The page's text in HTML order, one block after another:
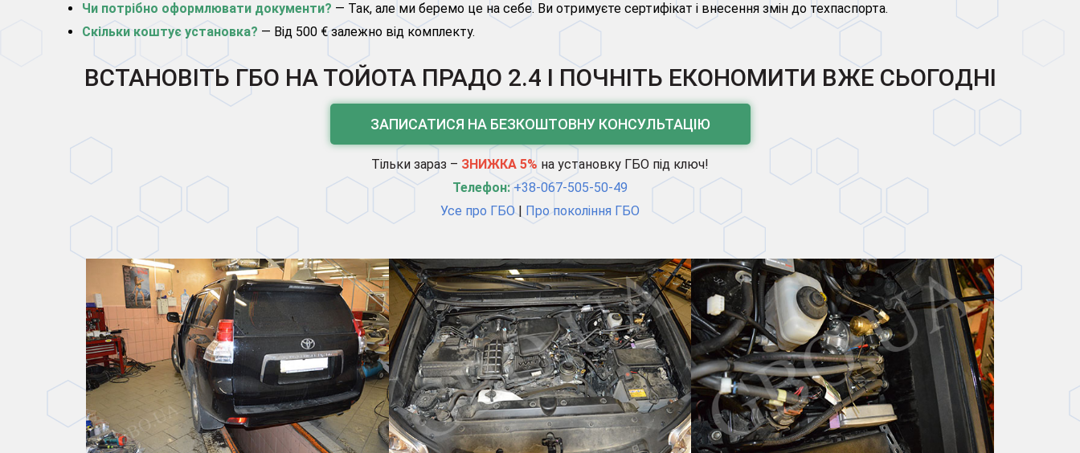
Чи потрібно оформлювати документи? — Так, але ми беремо це на себе. Ви отримуєте сертифікат і внесення змін до техпаспорта.
Скільки коштує установка? — Від 500 € залежно від комплекту.
ВСТАНОВІТЬ ГБО НА ТОЙОТА ПРАДО 2.4 І ПОЧНІТЬ ЕКОНОМИТИ ВЖЕ СЬОГОДНІ
ЗАПИСАТИСЯ НА БЕЗКОШТОВНУ КОНСУЛЬТАЦІЮ
Тільки зараз – ЗНИЖКА 5% на установку ГБО під ключ!
Телефон: +38-067-505-50-49
Усе про ГБО| Про покоління ГБО